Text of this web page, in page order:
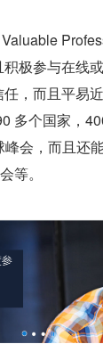
极参与在线
，而且平易近
多个国家，
会，而且还
等。